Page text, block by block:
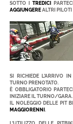
SOTTO I TREDICI
AGGIUNGEREALTRI PILOTI
SI RICHIEDE L'ARRIVO IN
TURNO PRENOTATO.
È OBBLIGATORIO
INIZIARE IL TURNO/GARA.
IL NOLEGGIO DELLE PIT
MAGGIORENNI .